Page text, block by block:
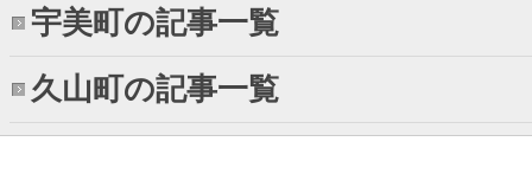
宇美町の記事一覧
久山町の記事一覧